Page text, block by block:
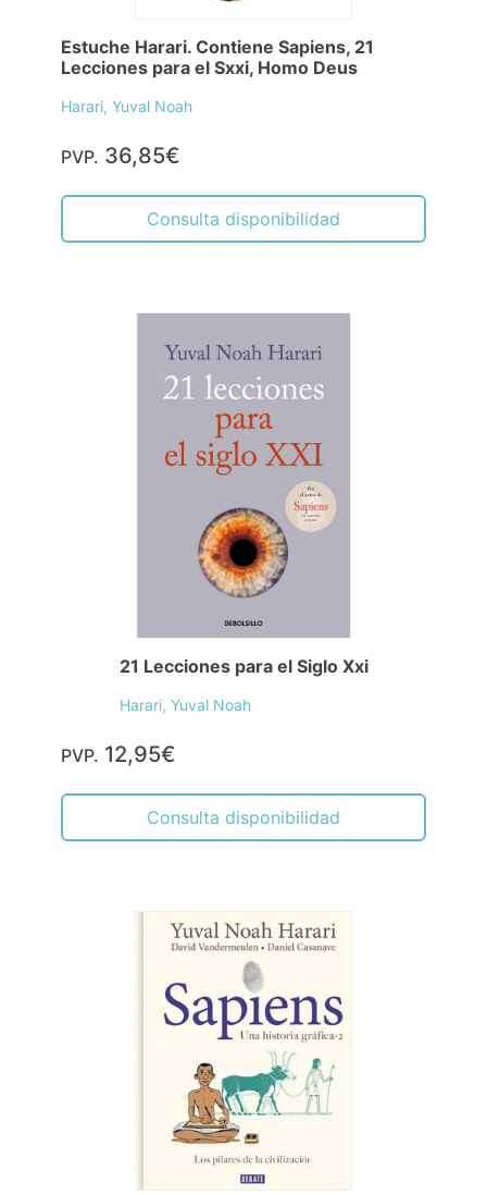
Estuche Harari. Contiene Sapiens, 21
Lecciones para el Sxxi, Homo Deus
Harari, Yuval Noah
PVP. 36,85€
Consulta disponibilidad
21 Lecciones para el Siglo Xxi
Harari, Yuval Noah
PVP. 12,95€
Consulta disponibilidad